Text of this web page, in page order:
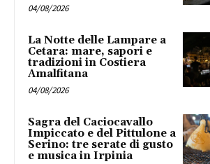
04/08/2026
La Notte delle Lampare a
Cetara: mare, sapori e
tradizioni in Costiera
Amalfitana
04/08/2026
Sagra del Caciocavallo
Impiccato e del Pittulone a
Serino: tre serate di gusto
e musica in Irpinia